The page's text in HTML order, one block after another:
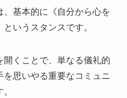
、基本的に《自分から心を
いうスタンスです。
開くことで、単なる儀礼的
を思いやる重要なコミュニ